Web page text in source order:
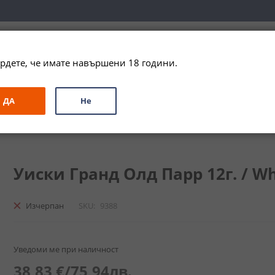
ЗА ПОДАРЪК ПРОМО СПЕЦИАЛНИ ПРЕДЛОЖЕНИЯ
Уиски Гранд Олд Парр 12г. /
Изчерпан SKU 9388
Уведоми ме при наличност
че имате навършени 18 години.
ДА Не